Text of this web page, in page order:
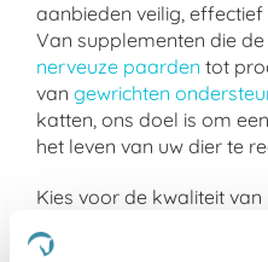
aanbieden veilig,
Van supplementen die
nerveuze paarden tot
van gewrichten
katten, ons doel is om
het leven van uw dier te
Kies voor de kwaliteit
Dursy Dog en ervaar
zorgvuldig